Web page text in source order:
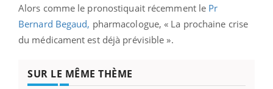
Alors comme le pronostiquait récemment le Pr
Bernard Begaud, pharmacologue, « La prochaine crise
du médicament est déjà prévisible ».
SUR LE MÊME THÈME